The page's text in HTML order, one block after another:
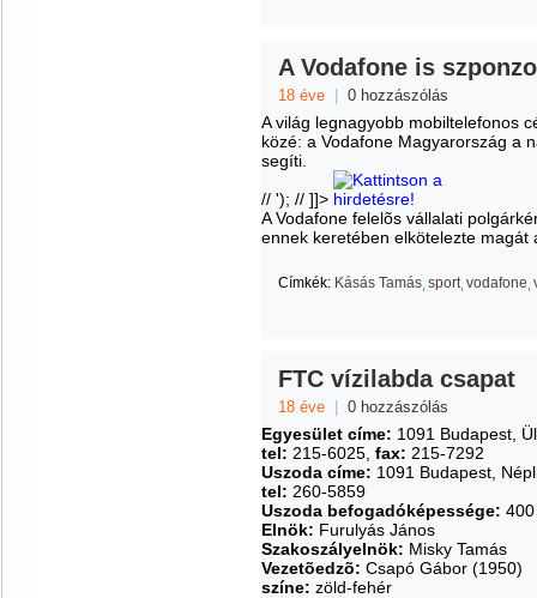
A Vodafone is
18 éve 0 hozzászólás
A világ legnagyobb mobiltelefonos
közé: a Vodafone Magyarország a
segíti.
// '); // ]]>
A Vodafone felelõs vállalati
ennek keretében elkötelezte
Címkék: Kásás Tamás sport vodafone
FTC vízilabda csapat
18 éve 0 hozzászólás
Egyesület címe: 1091 Budapest,
tel: 215-6025, fax: 215-7292
Uszoda címe: 1091 Budapest,
tel: 260-5859
Uszoda befogadóképessége:
Elnök: Furulyás János
Szakoszályelnök: Misky Tamás
Vezetõedzõ: Csapó Gábor (1950)
színe: zöld-fehér